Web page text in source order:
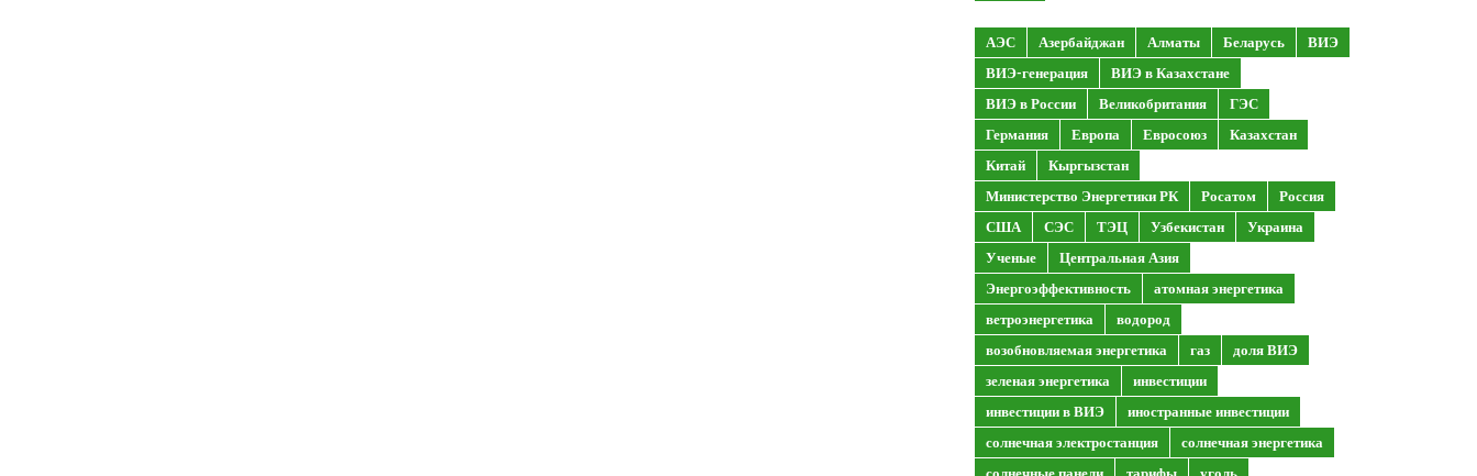
АЭС Азербайджан Алматы Беларусь
ВИЭ
ВИЭ-генерация
ВИЭ в Казахстане
ВИЭ в России
Великобритания
ГЭС
Германия
Европа Евросоюз
Казахстан
Китай
Кыргызстан
Министерство Энергетики РК
Росатом
Россия
США
СЭС ТЭЦ Узбекистан
Украина
Ученые
Центральная Азия
Энергоэффективность
атомная энергетика
ветроэнергетика
водород
возобновляемая энергетика
газ
доля ВИЭ
зеленая энергетика
инвестиции
инвестиции в ВИЭ
иностранные инвестиции
солнечная электростанция
солнечная энергетика
солнечные панели
тарифы уголь